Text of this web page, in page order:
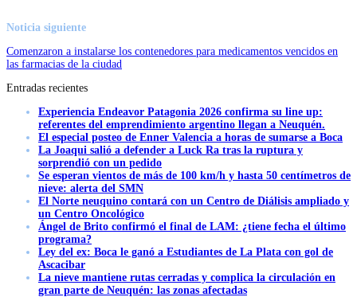
Noticia siguiente
Comenzaron a instalarse los contenedores para medicamentos vencidos en
las farmacias de la ciudad
Entradas recientes
Experiencia Endeavor Patagonia 2026 confirma su line up:
referentes del emprendimiento argentino llegan a Neuquén.
El especial posteo de Enner Valencia a horas de sumarse a Boca
La Joaqui salió a defender a Luck Ra tras la ruptura y
sorprendió con un pedido
Se esperan vientos de más de 100 km/h y hasta 50 centímetros de
nieve: alerta del SMN
El Norte neuquino contará con un Centro de Diálisis ampliado y
un Centro Oncológico
Ángel de Brito confirmó el final de LAM: ¿tiene fecha el último
programa?
Ley del ex: Boca le ganó a Estudiantes de La Plata con gol de
Ascacibar
La nieve mantiene rutas cerradas y complica la circulación en
gran parte de Neuquén: las zonas afectadas